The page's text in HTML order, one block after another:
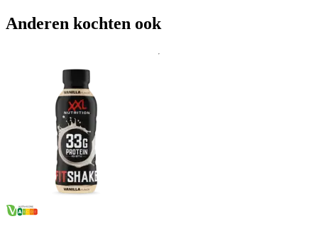
Anderen kochten ook